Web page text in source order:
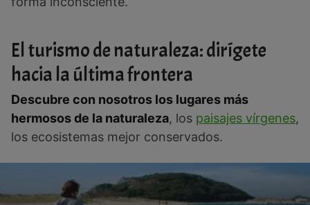
El turismo de naturaleza: dirígete
hacia la última frontera
Descubre con nosotros los lugares más
hermosos de la naturaleza, los paisajes vírgenes,
los ecosistemas mejor conservados.